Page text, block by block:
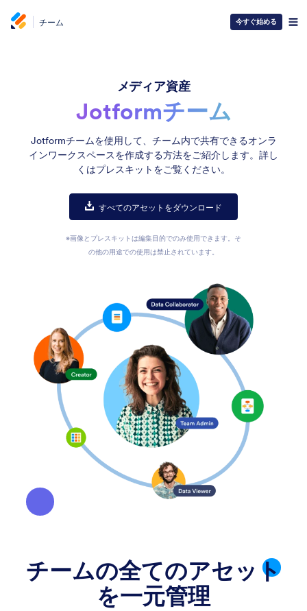
チーム 今すぐ始める
メディア資産
Jotformチーム
Jotformチームを使用して、チーム内で共有できるオンラ
インワークスペースを作成する方法をご紹介します。詳し
くはプレスキットをご覧ください。
すべてのアセットをダウンロード
※画像とプレスキットは編集目的でのみ使用できます。そ
の他の用途での使用は禁止されています。
チームの全てのアセット
を一元管理